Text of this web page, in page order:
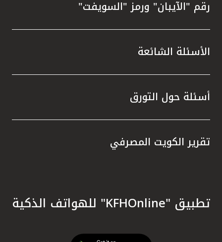
رقم "الآيبان" ورمز "السويفت"
الأسئلة الشائعة
أسئلة حول التورق
تقرير الكويت المصرفي
تطبيق "KFHOnline" للهواتف الذكية